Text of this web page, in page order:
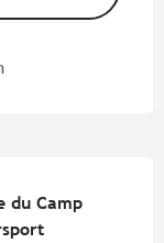
du Camp